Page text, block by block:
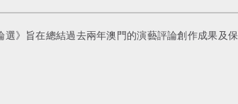
選》旨在總結過去兩年澳門的演藝評論創作成果及